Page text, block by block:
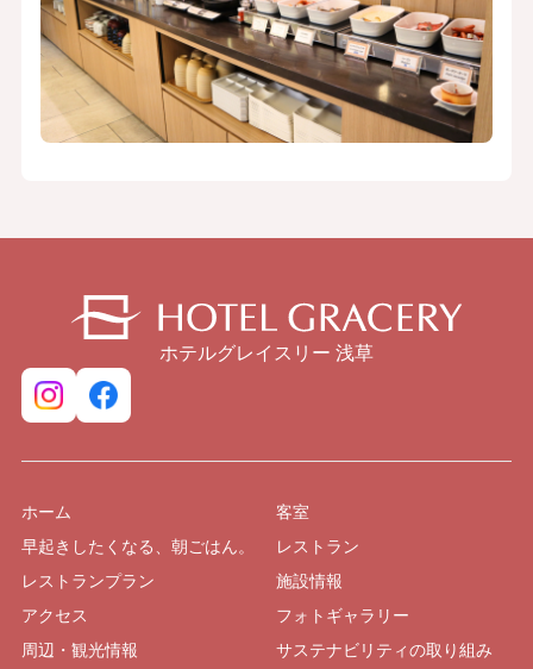
ホテルグレイスリー 浅草
ホーム
客室
早起きしたくなる、朝ごはん。
レストラン
レストランプラン
施設情報
アクセス
フォトギャラリー
周辺・観光情報
サステナビリティの取り組み